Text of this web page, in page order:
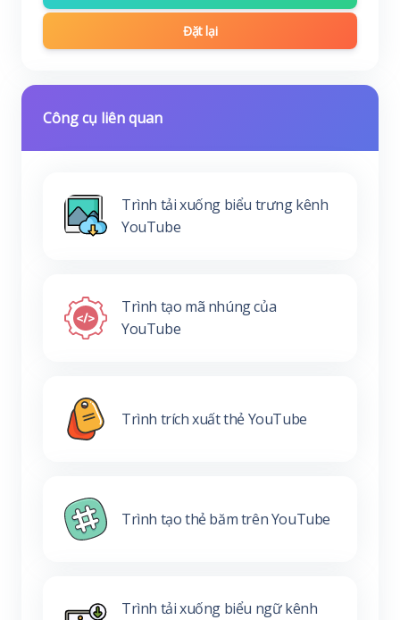
Đặt lại
Công cụ liên quan
Trình tải xuống biểu trưng kênh
YouTube
Trình tạo mã nhúng của
YouTube
Trình trích xuất thẻ YouTube
Trình tạo thẻ băm trên YouTube
Trình tải xuống biểu ngữ kênh